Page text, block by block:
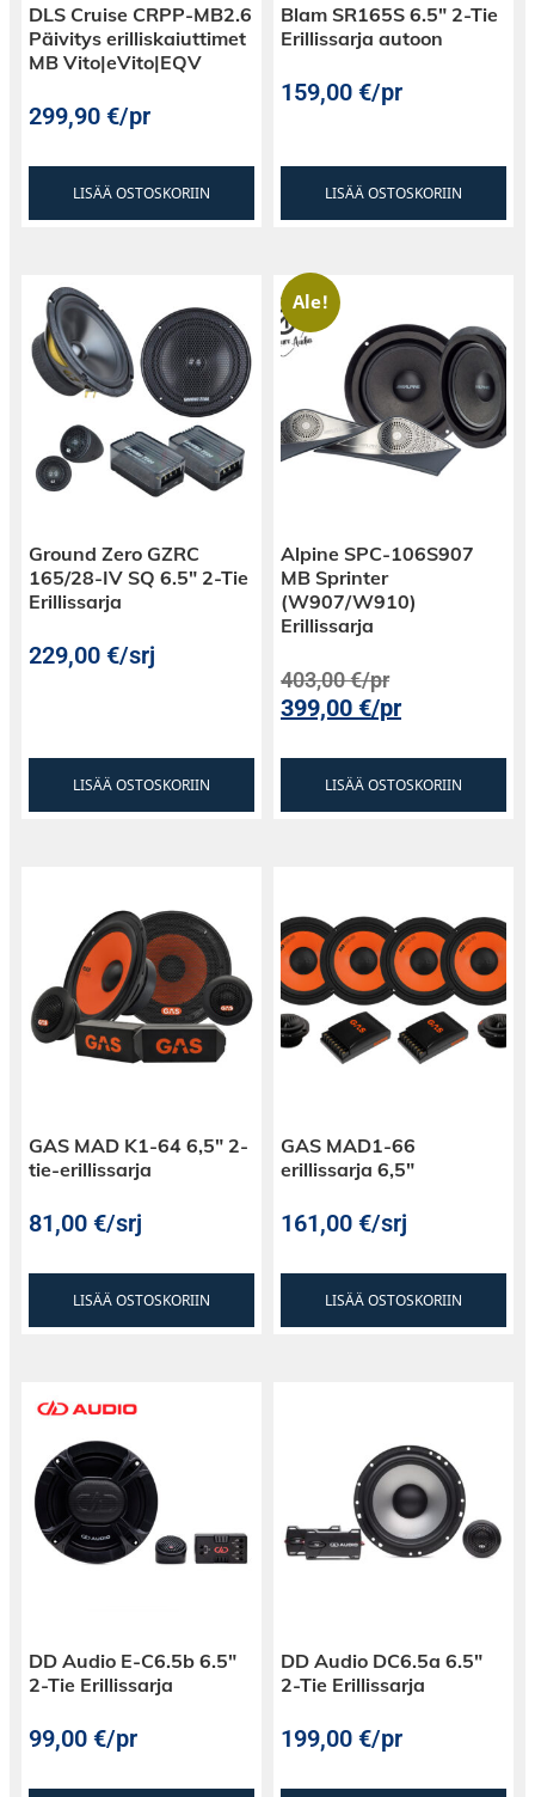
DLS Cruise CRPP-MB2.6
Päivitys erilliskaiuttimet
MB Vito|eVito|EQV
299,90€/pr
LISÄÄ OSTOSKORIIN
Blam SR165S 6.5″ 2-Tie
Erillissarja autoon
159,00€/pr
LISÄÄ OSTOSKORIIN
Ground Zero GZRC
165/28-IV SQ 6.5″ 2-Tie
Erillissarja
229,00€/srj
LISÄÄ OSTOSKORIIN
Ale!
Alpine SPC-106S907
MB Sprinter
(W907/W910)
Erillissarja
403,00€/pr
399,00€/pr
LISÄÄ OSTOSKORIIN
GAS MAD K1-64 6,5″ 2-
tie-erillissarja
81,00€/srj
LISÄÄ OSTOSKORIIN
GAS MAD1-66
erillissarja 6,5″
161,00€/srj
LISÄÄ OSTOSKORIIN
DD Audio E-C6.5b 6.5″
2-Tie Erillissarja
99,00€/pr
DD Audio DC6.5a 6.5″
2-Tie Erillissarja
199,00€/pr